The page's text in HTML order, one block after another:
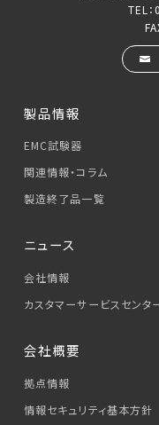
TEL：
製品情報
EMC試験器
関連情報・コラム
製造終了品一覧
ニュース
会社情報
カスタマーサービス センタ
会社概要
拠点情報
情報セキュリティ基本方針